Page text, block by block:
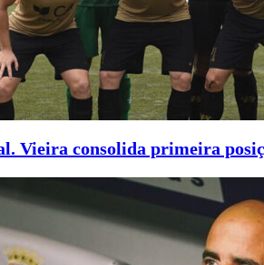
Vieira consolida primeira